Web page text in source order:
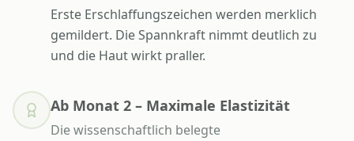
Erste Erschlaffungszeichen werden merklich
gemildert. Die Spannkraft nimmt deutlich zu
und die Haut wirkt praller.
Ab Monat 2 – Maximale Elastizität
Die wissenschaftlich belegte